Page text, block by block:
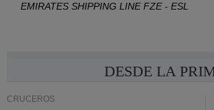
EMIRATES SHIPPING LINE FZE - ESL
DESDE LA
CRUCEROS